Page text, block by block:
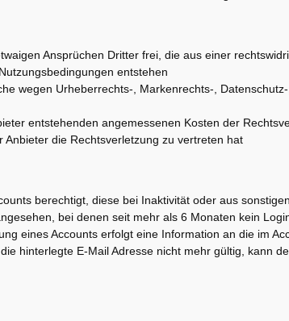
Ansprüchen Dritter frei, die aus einer
entstehen
wegen Urheberrechts-, Markenrechts-,
entstehenden angemessenen Kosten der
die Rechtsverletzung zu vertreten hat
berechtigt, diese bei Inaktivität oder aus
bei denen seit mehr als 6 Monaten kein
eines Accounts erfolgt eine Information an die im
hinterlegte E-Mail Adresse nicht mehr gültig, kann